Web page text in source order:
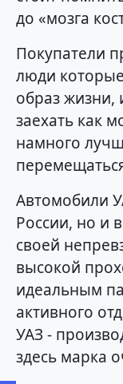
до «мозга
Покупатели
люди
образ жизни,
заехать как
намного
Автомобили
России, но и
своей
высокой
идеальным
активного
УАЗ -
здесь марка